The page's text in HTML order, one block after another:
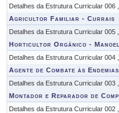
Detalhes da Estrutura Curricular 006
Agricultor Familiar - Currais
Detalhes da Estrutura Curricular 005
Horticultor Orgânico - Manoel
Detalhes da Estrutura Curricular 004
Agente de Combate às
Detalhes da Estrutura Curricular 003
Montador e Reparador de
Detalhes da Estrutura Curricular 002